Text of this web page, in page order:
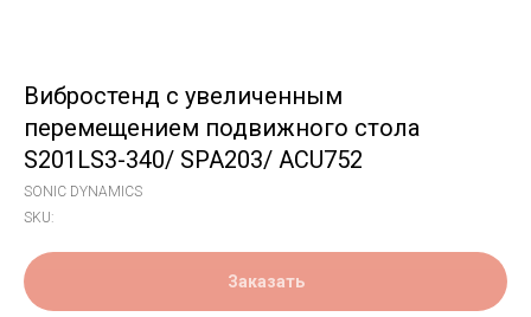
Вибростенд с увеличенным
перемещением подвижного стола
S201LS3-340/ SPA203/ ACU752
SONIC DYNAMICS
SKU:
Заказать